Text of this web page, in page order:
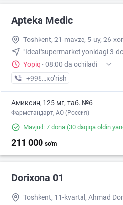
Apteka Medic
Toshkent, 21-mavze, 5-uy, 26-
"Ideal"supermarket yonidagi 3-
Yopiq · 08:00 da ochiladi
+998 (97) XXX-XX-XX
кo’rish
Амиксин, 125 мг, таб. №6
Фармстандарт, АО (Россия)
Mavjud: 7 dona (30 daqiqa oldin
211 000 so'm
Dorixona 01
Toshkent, 11-kvartal, Ahmad